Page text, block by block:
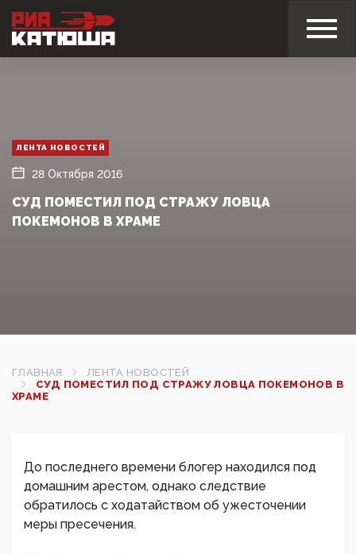
ЛЕНТА НОВОСТЕЙ
28 Октября 2016
СУД ПОМЕСТИЛ ПОД СТРАЖУ ЛОВЦА
ПОКЕМОНОВ В ХРАМЕ
ГЛАВНАЯ
ЛЕНТА НОВОСТЕЙ
СУД ПОМЕСТИЛ ПОД СТРАЖУ ЛОВЦА ПОКЕМОНОВ В
ХРАМЕ
До последнего времени блогер находился под
домашним арестом, однако следствие
обратилось с ходатайством об ужесточении
меры пресечения.